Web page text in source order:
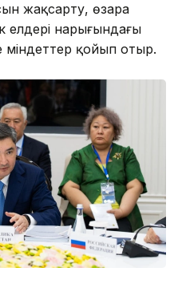
жақсарту, өзара
елдері нарығындағы
міндеттер қойып отыр.